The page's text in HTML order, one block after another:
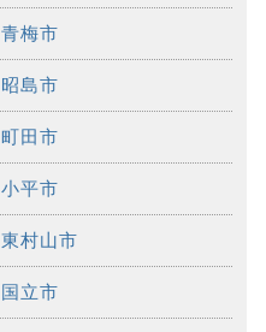
青梅市
昭島市
町田市
小平市
東村山市
国立市